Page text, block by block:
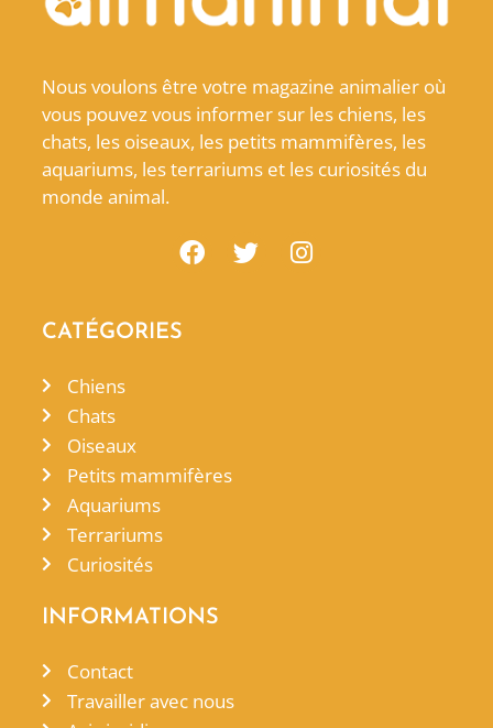
Nous voulons être votre magazine animalier où
vous pouvez vous informer sur les chiens, les
chats, les oiseaux, les petits mammifères, les
aquariums, les terrariums et les curiosités du
monde animal.
CATÉGORIES
Chiens
Chats
Oiseaux
Petits mammifères
Aquariums
Terrariums
Curiosités
INFORMATIONS
Contact
Travailler avec nous